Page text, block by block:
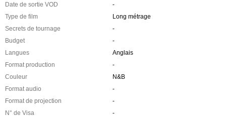
Date de sortie VOD
-
Type de film
Long métrage
Secrets de tournage
-
Budget
-
Langues
Anglais
Format production
-
Couleur
N&B
Format audio
-
Format de projection
-
N° de Visa
-